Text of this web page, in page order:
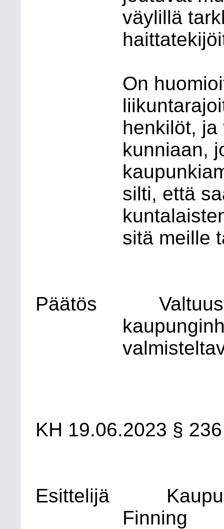
väylillä
On
henkilöt, ja
kunniaan,
silti, että
sitä meille
Päätös
KH 19.06.2023 § 236
Esittelijä
Finning